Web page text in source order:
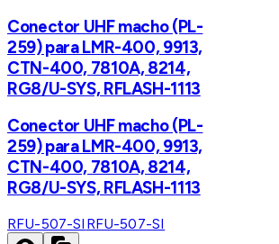
Conector UHF macho (PL-
259) para LMR-400, 9913,
CTN-400, 7810A, 8214,
RG8/U-SYS, RFLASH-1113
Conector UHF macho (PL-
259) para LMR-400, 9913,
CTN-400, 7810A, 8214,
RG8/U-SYS, RFLASH-1113
RFU-507-SI RFU-507-SI